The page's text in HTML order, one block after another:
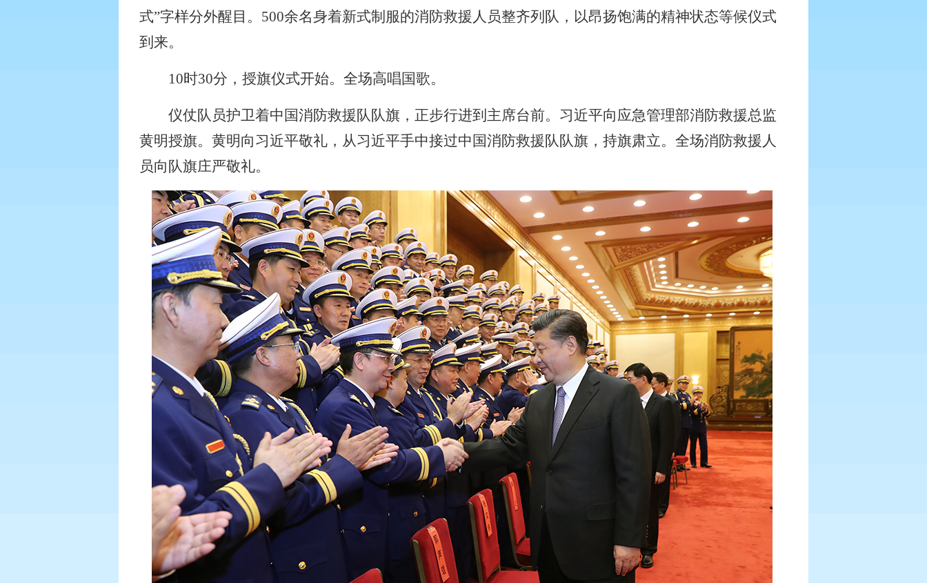
式”字样分外醒目。 500余名身着新式制服的消防救援人员整齐列队，以昂扬饱满的精神状态等候仪式
到来。
10时30分，授旗仪式开始。全场高唱国歌。
仪仗队员护卫着中国消防救援队队旗，正步行进到主席台前。习近平向应急管理部消防救援总监
黄明授旗。黄明向习近平敬礼，从习近平手中接过中国消防救援队队旗，持旗肃立。全场消防救援人
员向队旗庄严敬礼。